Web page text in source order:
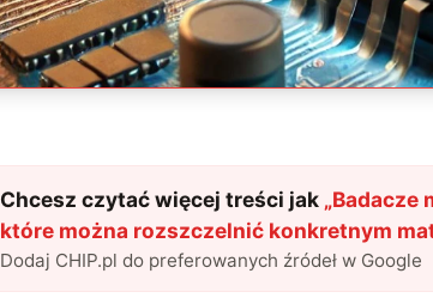
Chcesz czytać więcej treści jak „Badacze
które można rozszczelnić konkretnym
Dodaj CHIP.pl do preferowanych źródeł w Google